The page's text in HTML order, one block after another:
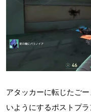
アタッカーに転じたご
いようにするポストプ